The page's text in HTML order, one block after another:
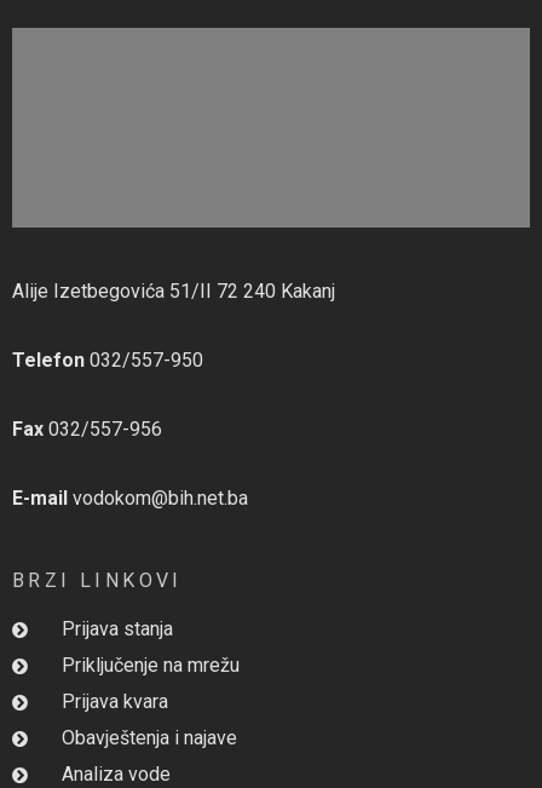
Alije Izetbegovića 51/II 72 240 Kakanj
Telefon 032/557-950
Fax 032/557-956
E-mail vodokom@bih.net.ba
BRZI LINKOVI
Prijava stanja
Priključenje na mrežu
Prijava kvara
Obavještenja i najave
Analiza vode